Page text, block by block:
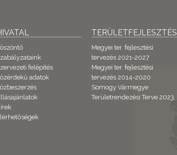
felépítés
adatok
TERÜLETFEJLESZTÉS
Megyei ter. fejlesztési
tervezés 2021-2027
Megyei ter. fejlesztési
tervezés 2014-2020
Somogy Vármegye
Területrendezési Terve 2023.